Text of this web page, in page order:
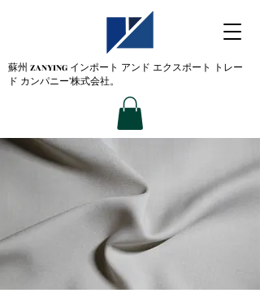
蘇州 ZANYING インポート アンド エクスポート トレー
ド カンパニー'株式会社。